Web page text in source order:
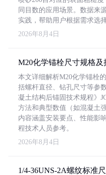
同目数的应用场景。数据来
实践，帮助用户根据需求选
2026年8月4日
M20化学锚栓尺寸规格
本文详细解析M20化学锚栓
括螺杆直径、钻孔尺寸等参
凝土结构后锚固技术规程》
方法和典型数值（如混凝土
内容涵盖安装要点、性能影
程技术人员参考。
2026年8月4日
1/4-36UNS-2A螺纹标准